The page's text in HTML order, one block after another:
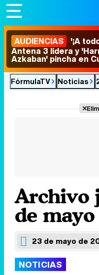
AUDIENCIAS '¡A
Antena 3 lidera y
Azkaban' pincha en
FórmulaTV Noticias
Archivo
de
23 de mayo de
NOTICIAS